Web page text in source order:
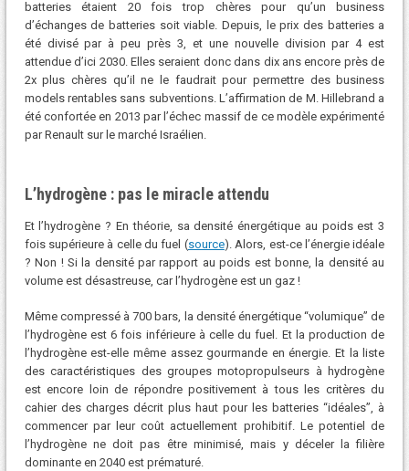
batteries étaient 20 fois trop chères pour qu’un business
d’échanges de batteries soit viable. Depuis, le prix des batteries a
été divisé par à peu près 3, et une nouvelle division par 4 est
attendue d’ici 2030. Elles seraient donc dans dix ans encore près de
2x plus chères qu’il ne le faudrait pour permettre des business
models rentables sans subventions. L’affirmation de M. Hillebrand a
été confortée en 2013 par l’échec massif de ce modèle expérimenté
par Renault sur le marché Israélien.
L’hydrogène : pas le miracle attendu
Et l’hydrogène ? En théorie, sa densité énergétique au poids est 3
fois supérieure à celle du fuel (source). Alors, est-ce l’énergie idéale
? Non ! Si la densité par rapport au poids est bonne, la densité au
volume est désastreuse, car l’hydrogène est un gaz !
Même compressé à 700 bars, la densité énergétique “volumique” de
l’hydrogène est 6 fois inférieure à celle du fuel. Et la production de
l’hydrogène est-elle même assez gourmande en énergie. Et la liste
des caractéristiques des groupes motopropulseurs à hydrogène
est encore loin de répondre positivement à tous les critères du
cahier des charges décrit plus haut pour les batteries “idéales”, à
commencer par leur coût actuellement prohibitif. Le potentiel de
l’hydrogène ne doit pas être minimisé, mais y déceler la filière
dominante en 2040 est prématuré.